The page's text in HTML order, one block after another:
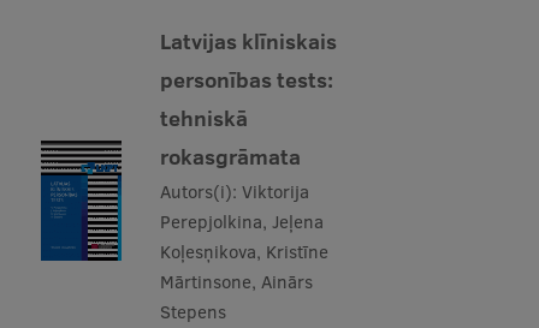
Institutes and Laboratories
Research Data Management
Council of the Institute
RSU Research Portal
Research Impact
Latvijas klīniskais
personības tests:
tehniskā
rokasgrāmata
Autors(i): Viktorija
Perepjolkina, Jeļena
Koļesņikova, Kristīne
Mārtinsone, Ainārs
Stepens